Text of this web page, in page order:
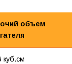
объем
куб.см